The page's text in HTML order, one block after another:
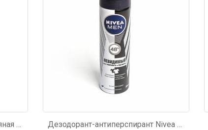
Дезодорант спрей Garnier Ледяная свежесть 150мл Дезодорант-антиперспирант Nivea Men Power Невидимая защита для черного и белого спрей 150мл